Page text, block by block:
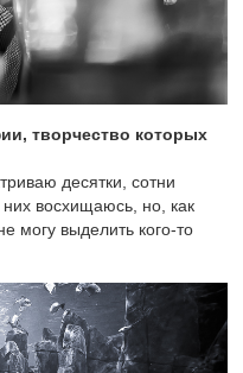
творчество которых
десятки, сотни
восхищаюсь, но, как
могу выделить кого-то